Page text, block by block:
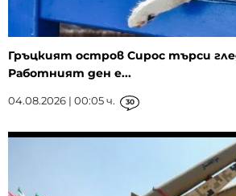
Гръцкият остров Сирос търси
Работният ден е...
04.08.2026 | 00:05 ч. 30